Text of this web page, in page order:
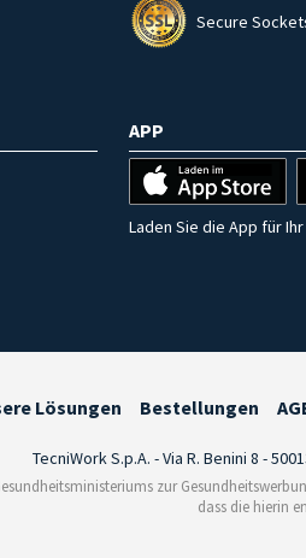
Secure
APP
Laden Sie die App für
Lösungen Bestellungen
TecniWork S.p.A. - Via R. Benini 8 -
zur
dass die hierin